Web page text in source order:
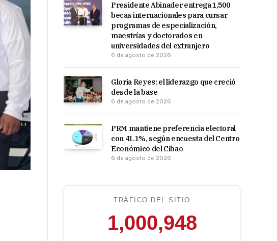
Presidente Abinader entrega 1,500
becas internacionales para cursar
programas de especialización,
maestrías y doctorados en
universidades del extranjero
6 de agosto de 2026
Gloria Reyes: el liderazgo que creció
desde la base
6 de agosto de 2026
PRM mantiene preferencia electoral
con 41.1%, según encuesta del Centro
Económico del Cibao
6 de agosto de 2026
TRÁFICO DEL SITIO
1,000,948